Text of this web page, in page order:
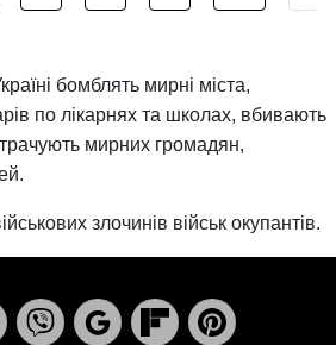
бомблять мирні міста,
по лікарнях та школах, вбивають
мирних громадян,
злочинів військ окупантів.